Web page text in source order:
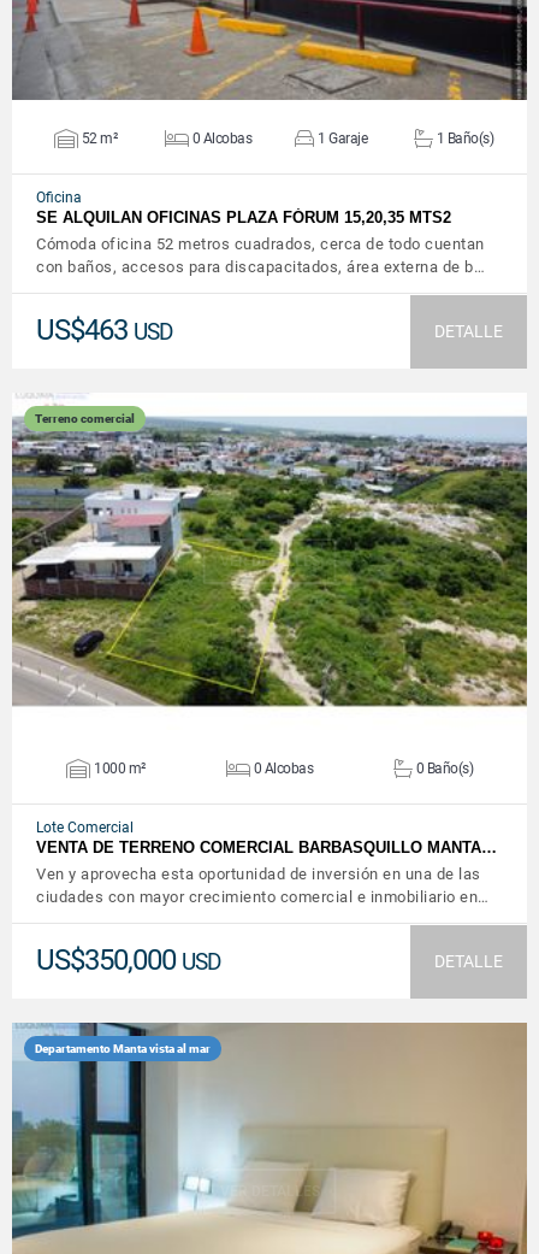
52 m² 0 Alcobas 1 Garaje 1 Baño(s)
Oficina
SE ALQUILAN OFICINAS PLAZA FÓRUM 15,20,35 MTS2
Cómoda oficina 52 metros cuadrados, cerca de todo cuentan
con baños, accesos para discapacitados, área externa de b…
US$463 USD DETALLE
Terreno comercial
VER DETALLES
1000 m² 0 Alcobas 0 Baño(s)
Lote Comercial
VENTA DE TERRENO COMERCIAL BARBASQUILLO MANTA…
Ven y aprovecha esta oportunidad de inversión en una de las
ciudades con mayor crecimiento comercial e inmobiliario en…
US$350,000 USD DETALLE
Departamento Manta vista al mar
VER DETALLES